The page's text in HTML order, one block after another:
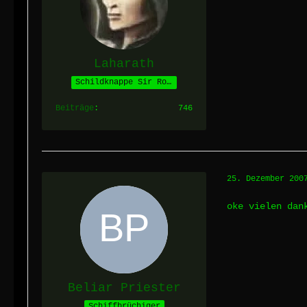
Laharath
Schildknappe Sir Roths
Beiträge 746
Beliar Priester
25. Dezember
oke vielen